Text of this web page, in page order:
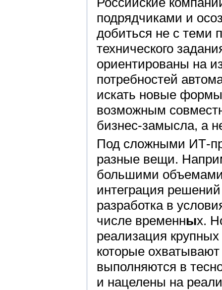
подрядчиками и
добиться не с теми
технического
ориентированы на
потребностей
искать новые
возможным
бизнес-замысла, а
Под сложными ИТ-
разные вещи.
большими
интеграция
разработка в
числе временных.
реализация
которые
выполняются в
и нацелены на